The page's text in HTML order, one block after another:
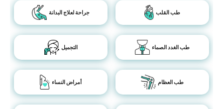
جراحة لعلاج البدانة طب القلب
التجميل طب الغدد الصماء
أمراض النساء طب العظام